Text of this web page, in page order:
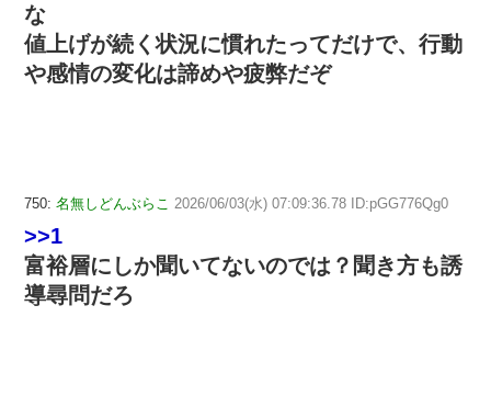
な
値上げが続く状況に慣れたってだけで、行動
や感情の変化は諦めや疲弊だぞ
750: 名無しどんぶらこ 2026/06/03(水) 07:09:36.78 ID:pGG776Qg0
>>1
富裕層にしか聞いてないのでは？聞き方も誘
導尋問だろ